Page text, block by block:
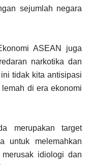
sejumlah negara
ASEAN juga
narkotika dan
tidak kita antisipasi
di era ekonomi
merupakan target
untuk melemahkan
idiologi dan